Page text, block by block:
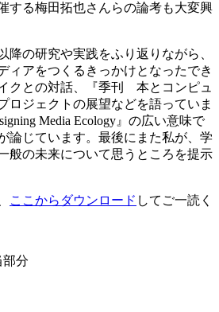
する梅田拓也さんらの論考も大変興
降の研究や実践をふり返りながら、
ィアをつくるきっかけとなったでき
クとの対話、『季刊 本とコンピュ
ロジェクトの展望などを語っていま
Media Ecology』の広い意味で
論じています。最後にまた私が、学
般の未来について思うところを提示
ここからダウンロード してご一読く
部分